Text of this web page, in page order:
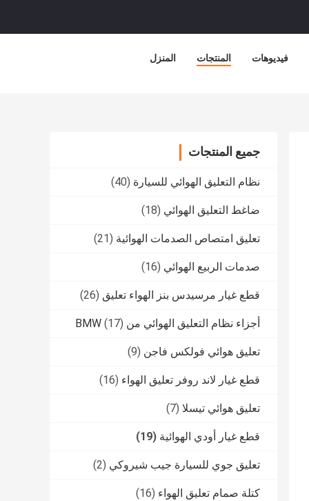
المنزل المنتجات فيديوهات
جميع المنتجات
نظام التعليق الهوائي للسيارة (40)
ضاغط التعليق الهوائي (18)
تعليق امتصاص الصدمات الهوائية (21)
صدمات الربيع الهوائي (16)
قطع غيار مرسيدس بنز الهواء تعليق (26)
أجزاء نظام التعليق الهوائي من BMW (17)
تعليق هوائي فولكس فاجن (9)
قطع غيار لاند روفر تعليق الهواء (16)
تعليق هوائي تيسلا (7)
قطع غيار أودي الهوائية (19)
تعليق جوي للسيارة جيب شيروكي (2)
كتلة صمام تعليق الهواء (16)